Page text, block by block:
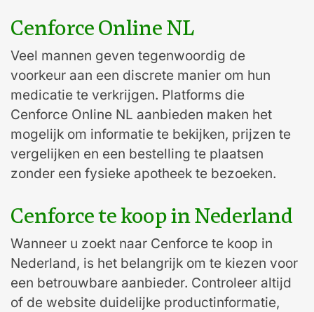
Cenforce Online NL
Veel mannen geven tegenwoordig de
voorkeur aan een discrete manier om hun
medicatie te verkrijgen. Platforms die
Cenforce Online NL aanbieden maken het
mogelijk om informatie te bekijken, prijzen te
vergelijken en een bestelling te plaatsen
zonder een fysieke apotheek te bezoeken.
Cenforce te koop in Nederland
Wanneer u zoekt naar Cenforce te koop in
Nederland, is het belangrijk om te kiezen voor
een betrouwbare aanbieder. Controleer altijd
of de website duidelijke productinformatie,